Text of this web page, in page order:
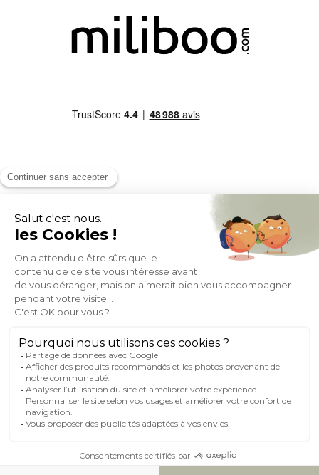
MOYENS DE PAIEMENT
FRANCE
© 2007-2026 Miliboo
Tous droits réservés